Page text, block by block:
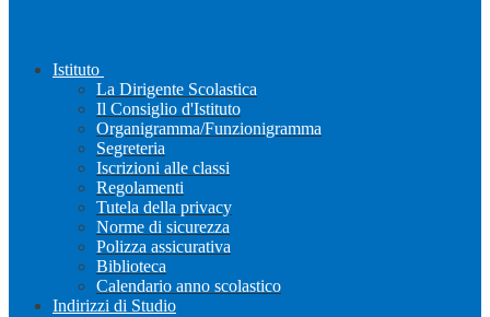
Istituto
La Dirigente Scolastica
Il Consiglio d'Istituto
Organigramma/Funzionigramma
Segreteria
Iscrizioni alle classi
Regolamenti
Tutela della privacy
Norme di sicurezza
Polizza assicurativa
Biblioteca
Calendario anno scolastico
Indirizzi di Studio